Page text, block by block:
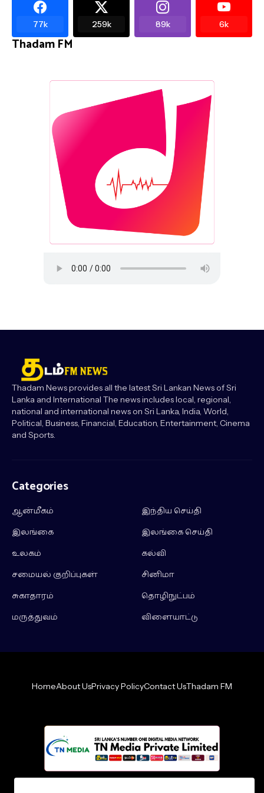
77k 259k 89k 6k
Thadam FM
Thadam News provides all the latest Sri Lankan News of Sri
Lanka and International The news includes local, regional,
national and international news on Sri Lanka, India, World,
Political, Business, Financial, Education, Entertainment, Cinema
and Sports.
Categories
ஆன்மீகம்
இந்திய செய்தி
இலங்கை
இலங்கை செய்தி
உலகம்
கல்வி
சமையல் குறிப்புகள்
சினிமா
சுகாதாரம்
தொழிநுட்பம்
மருத்துவம்
விளையாட்டு
HomeAbout UsPrivacy PolicyContact UsThadam FM